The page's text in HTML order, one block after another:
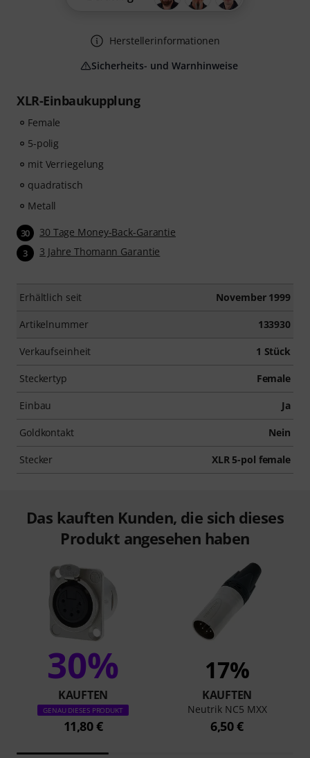
XLR-Einbaukupplung
Female
5-polig
mit Verriegelung
quadratisch
Metall
30 30 Tage Money-Back-Garantie
3 3 Jahre Thomann Garantie
Erhältlich seit November 1999
Artikelnummer 133930
Verkaufseinheit 1 Stück
Steckertyp Female
Einbau Ja
Goldkontakt Nein
Stecker XLR 5-pol female
Herstellerinformationen
Sicherheits- und Warnhinweise
Das kauften Kunden, die sich dieses
Produkt angesehen haben
30%
KAUFTEN
GENAU DIESES PRODUKT
11,80 €
17%
KAUFTEN
Neutrik NC5 MXX
6,50 €